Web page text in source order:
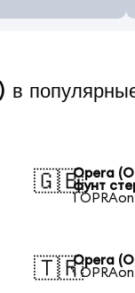
🇬🇧Opera
фунт
1
🇹🇷Opera
1